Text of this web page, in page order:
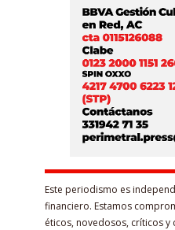
Este periodismo es
financiero. Estamos
éticos, novedosos, críticos